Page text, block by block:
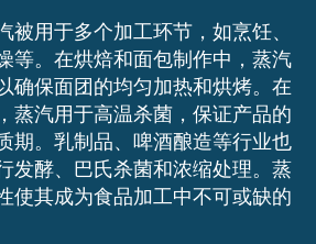
被用于多个加工环节，如烹饪、
等。在烘焙和面包制作中，蒸汽
确保面团的均匀加热和烘烤。在
蒸汽用于高温杀菌，保证产品的
期。乳制品、啤酒酿造等行业也
发酵、巴氏杀菌和浓缩处理。蒸
使其成为食品加工中不可或缺的